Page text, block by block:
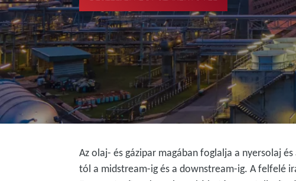
Az olaj- és gázipar magában foglalja a nyersolaj
tól a midstream-ig és a downstream-ig. A felfelé